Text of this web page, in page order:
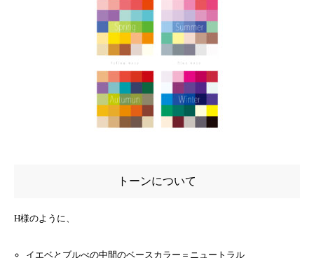
トーンについて
H様のように、
イエベとブルべの中間のベースカラー＝ニュートラル